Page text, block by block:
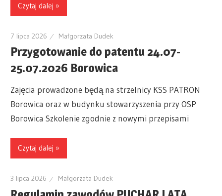
Czytaj dalej »
7 lipca 2026 Małgorzata Dudek
Przygotowanie do patentu 24.07-
25.07.2026 Borowica
Zajęcia prowadzone będą na strzelnicy KSS PATRON
Borowica oraz w budynku stowarzyszenia przy OSP
Borowica Szkolenie zgodnie z nowymi przepisami
Czytaj dalej »
3 lipca 2026 Małgorzata Dudek